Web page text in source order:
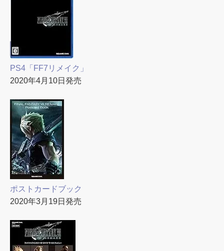
PS4「FF7リメイク」
2020年4月10日発売
ポストカードブック
2020年3月19日発売